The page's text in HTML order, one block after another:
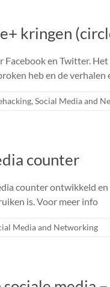
kringen
Facebook en Twitter.
heb en de verhalen
, Social Media and
counter
counter ontwikkeld
is. Voor meer info
Media and Networking